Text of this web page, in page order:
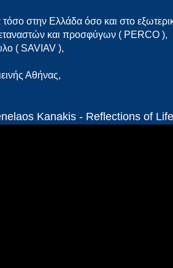
τόσο στην Ελλάδα όσο και στο
και προσφύγων ( PERCO ),
( SAVIAV ),
Αθήνας,
Kanakis - Reflections of